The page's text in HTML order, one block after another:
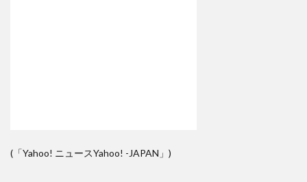
(「Yahoo! ニュースYahoo! -JAPAN 」)